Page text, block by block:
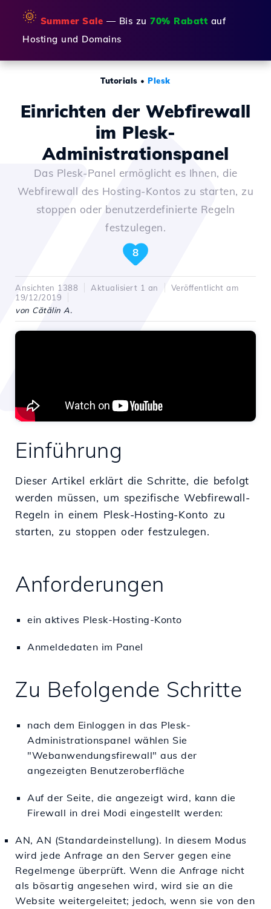
🌞 Summer Sale — Bis zu 70% Rabatt auf
Hosting und Domains
Tutorials •Plesk
Einrichten der Webfirewall
im Plesk-
Administrationspanel
Das Plesk-Panel ermöglicht es Ihnen, die
Webfirewall des Hosting-Kontos zu starten, zu
stoppen oder benutzerdefinierte Regeln
festzulegen.
8
Ansichten 1388 Aktualisiert 1 an
Veröffentlicht am
19/12/2019
von Cătălin A.
Einführung
Dieser Artikel erklärt die Schritte, die befolgt
werden müssen, um spezifische Webfirewall-
Regeln in einem Plesk-Hosting-Konto zu
starten, zu stoppen oder festzulegen.
Anforderungen
ein aktives Plesk-Hosting-Konto
Anmeldedaten im Panel
Zu Befolgende Schritte
nach dem Einloggen in das Plesk-
Administrationspanel wählen Sie
"Webanwendungsfirewall" aus der
angezeigten Benutzeroberfläche
Auf der Seite, die angezeigt wird, kann die
Firewall in drei Modi eingestellt werden:
AN, AN (Standardeinstellung). In diesem Modus
wird jede Anfrage an den Server gegen eine
Regelmenge überprüft. Wenn die Anfrage nicht
als bösartig angesehen wird, wird sie an die
Website weitergeleitet; jedoch, wenn sie von den